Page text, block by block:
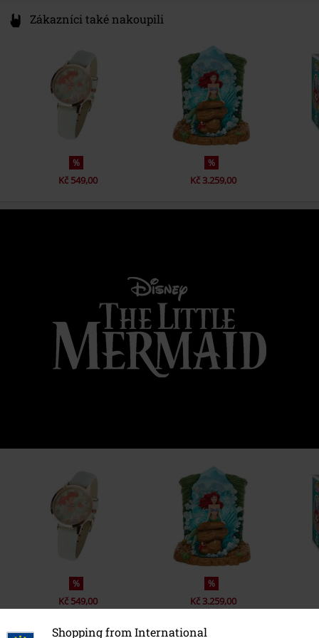
Shopping from International
Zákazníci také nakoupili
%
Kč 549,00
%
Kč 3.259,00
%
Kč 549,00
%
Kč 3.259,00